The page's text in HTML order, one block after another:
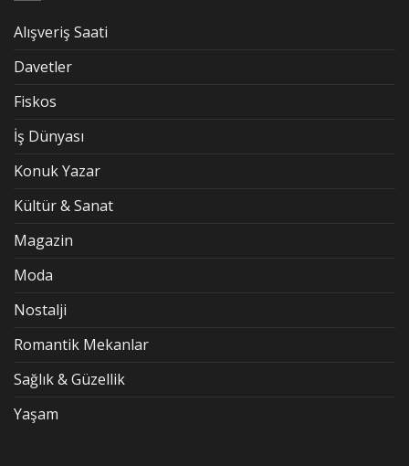
Alışveriş Saati
Davetler
Fiskos
İş Dünyası
Konuk Yazar
Kültür & Sanat
Magazin
Moda
Nostalji
Romantik Mekanlar
Sağlık & Güzellik
Yaşam